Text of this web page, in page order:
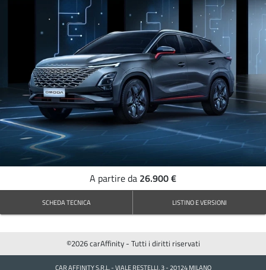
A partire da 26.900 €
SCHEDA TECNICA LISTINO E VERSIONI
©2026 carAffinity - Tutti i diritti riservati
CAR AFFINITY S.R.L. - VIALE RESTELLI, 3 - 20124 MILANO